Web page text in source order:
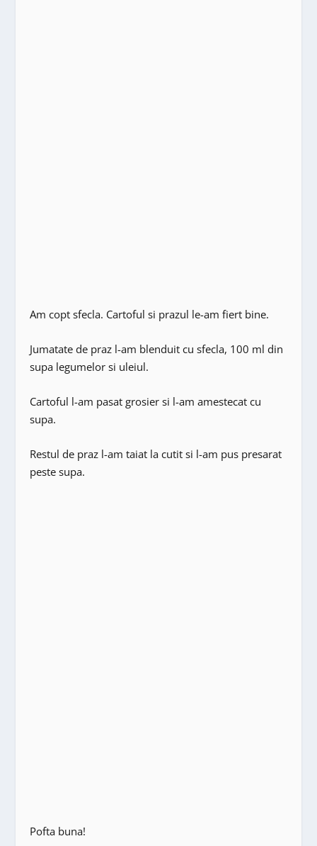
Am copt sfecla. Cartoful si prazul le-am fiert bine.
Jumatate de praz l-am blenduit cu sfecla, 100 ml din
supa legumelor si uleiul.
Cartoful l-am pasat grosier si l-am amestecat cu
supa.
Restul de praz l-am taiat la cutit si l-am pus presarat
peste supa.
Pofta buna!